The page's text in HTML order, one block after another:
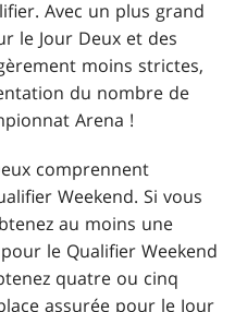
Avec un plus grand
le Jour Deux et des
moins strictes,
du nombre de
Arena !
comprennent
Weekend. Si vous
au moins une
le Qualifier Weekend
quatre ou cinq
assurée pour le Jour